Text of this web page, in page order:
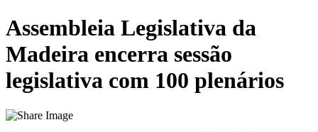
Assembleia Legislativa da
Madeira encerra sessão
legislativa com 100 plenários